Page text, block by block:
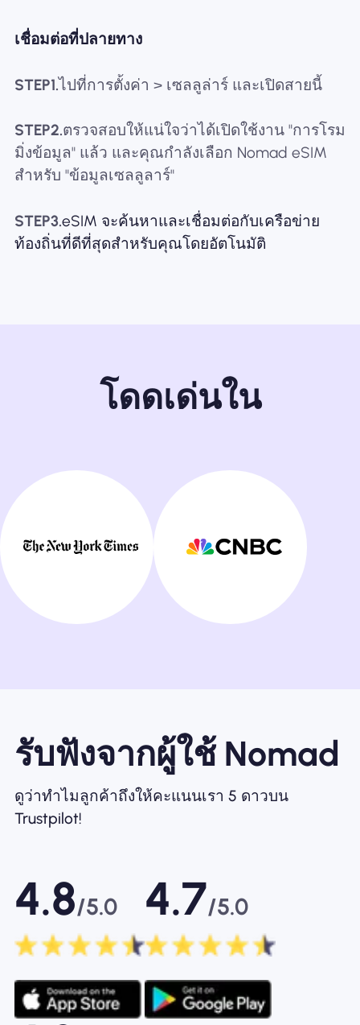
เชื่อมต่อที่ปลายทาง
STEP1.ไปที่การตั้งค่า > เซลลูล่าร์ และเปิดสายนี้
STEP2.ตรวจสอบให้แน่ใจว่าได้เปิดใช้งาน "การโรม
มิ่งข้อมูล" แล้ว และคุณกำลังเลือก Nomad eSIM
สำหรับ "ข้อมูลเซลลูลาร์"
STEP3.eSIM จะค้นหาและเชื่อมต่อกับเครือข่าย
ท้องถิ่นที่ดีที่สุดสำหรับคุณโดยอัตโนมัติ
โดดเด่นใน
รับฟังจากผู้ใช้ Nomad
ดูว่าทำไมลูกค้าถึงให้คะแนนเรา 5 ดาวบน
Trustpilot!
4.8/5.0 4.7/5.0